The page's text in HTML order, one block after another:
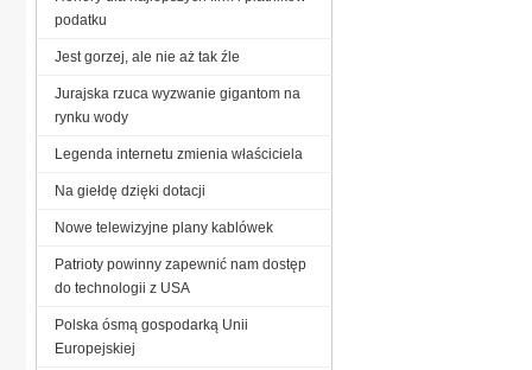
podatku
Jest gorzej, ale nie aż tak źle
Jurajska rzuca wyzwanie gigantom na
rynku wody
Legenda internetu zmienia właściciela
Na giełdę dzięki dotacji
Nowe telewizyjne plany kablówek
Patrioty powinny zapewnić nam dostęp
do technologii z USA
Polska ósmą gospodarką Unii
Europejskiej